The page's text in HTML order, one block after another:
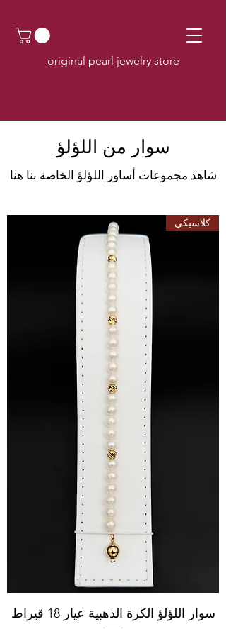
original pearl jewelry store
سوار من اللؤلؤ
شاهد مجموعات أساور اللؤلؤ الخاصة بنا هنا
كلاسيكي
سوار اللؤلؤ الكرة الذهبية عيار 18 قيراط